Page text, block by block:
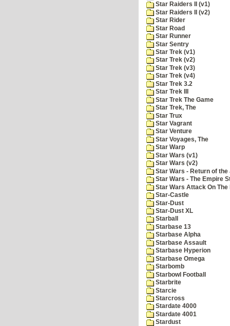
Star Raiders II (v1)
Star Raiders II (v2)
Star Rider
Star Road
Star Runner
Star Sentry
Star Trek (v1)
Star Trek (v2)
Star Trek (v3)
Star Trek (v4)
Star Trek 3.2
Star Trek III
Star Trek The Game
Star Trek, The
Star Trux
Star Vagrant
Star Venture
Star Voyages, The
Star Warp
Star Wars (v1)
Star Wars (v2)
Star Wars - Return of
Star Wars - The Empire
Star Wars Attack On The
Star-Castle
Star-Dust
Star-Dust XL
Starball
Starbase 13
Starbase Alpha
Starbase Assault
Starbase Hyperion
Starbase Omega
Starbomb
Starbowl Football
Starbrite
Starcie
Starcross
Stardate 4000
Stardate 4001
Stardust